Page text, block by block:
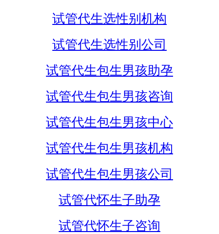
试管代生选性别机构
试管代生选性别公司
试管代生包生男孩助孕
试管代生包生男孩咨询
试管代生包生男孩中心
试管代生包生男孩机构
试管代生包生男孩公司
试管代怀生子助孕
试管代怀生子咨询